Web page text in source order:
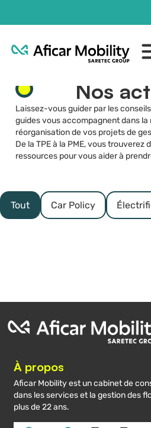
Nos
Laissez-vous guider par les
guides vous accompagnent dans la
réorganisation de vos projets de
De la TPE à la PME, vous trouverez
ressources pour vous aider à
Car Policy
Tout
À propos
Aficar Mobility est un cabinet de
dans les services et la gestion des
plus de 22 ans.